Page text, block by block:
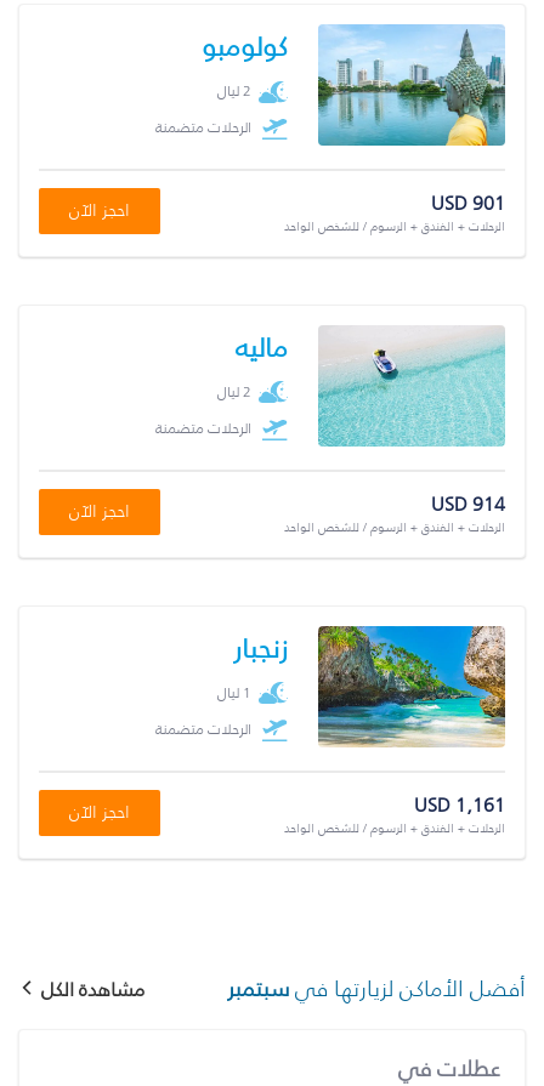
كولومبو
2 ليال
الرحلات متضمنة
USD 901
الرحلات + الفندق + الرسوم / للشخص الواحد
احجز الآن
ماليه
2 ليال
الرحلات متضمنة
USD 914
الرحلات + الفندق + الرسوم / للشخص الواحد
احجز الآن
زنجبار
1 ليال
الرحلات متضمنة
USD 1,161
الرحلات + الفندق + الرسوم / للشخص الواحد
احجز الآن
أفضل الأماكن لزيارتها فيسبتمبر مشاهدة الكل
عطلات في